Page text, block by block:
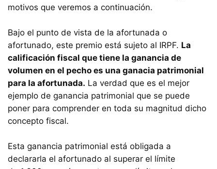
motivos que veremos a continuación.
Bajo el punto de vista de la afortunada o
afortunado, este premio está sujeto al IRPF. La
calificación fiscal que tiene la ganancia de
volumen en el pecho es una ganacia patrimonial
para la afortunada. La verdad que es el mejor
ejemplo de ganancia patrimonial que se puede
poner para comprender en toda su magnitud dicho
concepto fiscal.
Esta ganancia patrimonial está obligada a
declararla el afortunado al superar el límite